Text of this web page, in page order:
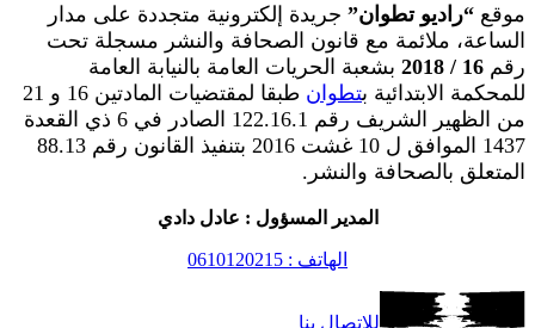
موقع “راديو تطوان” جريدة إلكترونية متجددة على مدار
الساعة، ملائمة مع قانون الصحافة والنشر مسجلة تحت
رقم 16 / 2018
بشعبة الحريات العامة بالنيابة العامة
للمحكمة الابتدائية بتطوان
طبقا لمقتضيات المادتين 16 و 21
من الظهير الشريف رقم 122.16.1 الصادر في 6 ذي القعدة
1437 الموافق ل 10 غشت 2016 بتنفيذ القانون رقم 88.13
المتعلق بالصحافة والنشر.
المدير المسؤول : عادل دادي
الهاتف : 0610120215
للاتصال بنا